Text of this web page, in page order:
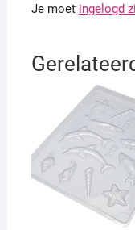
Je moet ingelogd